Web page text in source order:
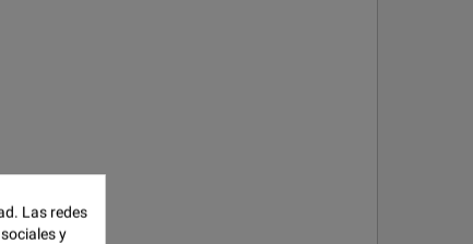
Las redes
y